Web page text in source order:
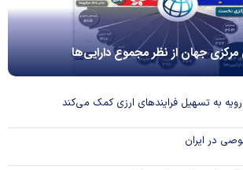
جهان از نظر مجموع دارایی‌ها
به تسهیل فرایند‌های ارزی کمک می‌کند
در ایران